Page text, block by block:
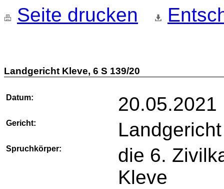
Seite drucken
Landgericht Kleve, 6 S 139/20
Datum: 20.05.2021
Gericht:
Spruchkörper:
die 6.
Kleve